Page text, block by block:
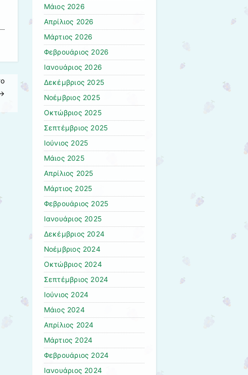
Μάιος 2026
Απρίλιος 2026
Μάρτιος 2026
Φεβρουάριος 2026
Ιανουάριος 2026
Δεκέμβριος 2025
Νοέμβριος 2025
Οκτώβριος 2025
Σεπτέμβριος 2025
Ιούνιος 2025
Μάιος 2025
Απρίλιος 2025
Μάρτιος 2025
Φεβρουάριος 2025
Ιανουάριος 2025
Δεκέμβριος 2024
Νοέμβριος 2024
Οκτώβριος 2024
Σεπτέμβριος 2024
Ιούνιος 2024
Μάιος 2024
Απρίλιος 2024
Μάρτιος 2024
Φεβρουάριος 2024
Ιανουάριος 2024